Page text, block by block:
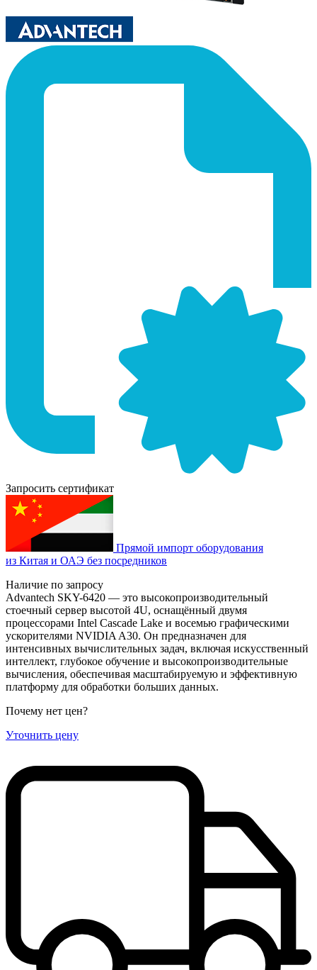
Запросить сертификат
Прямой импорт оборудования
из Китая и ОАЭ без посредников
Наличие по запросу
Advantech SKY-6420 — это высокопроизводительный
стоечный сервер высотой 4U, оснащённый двумя
процессорами Intel Cascade Lake и восемью графическими
ускорителями NVIDIA A30. Он предназначен для
интенсивных вычислительных задач, включая искусственный
интеллект, глубокое обучение и высокопроизводительные
вычисления, обеспечивая масштабируемую и эффективную
платформу для обработки больших данных.
Почему нет цен?
Уточнить цену